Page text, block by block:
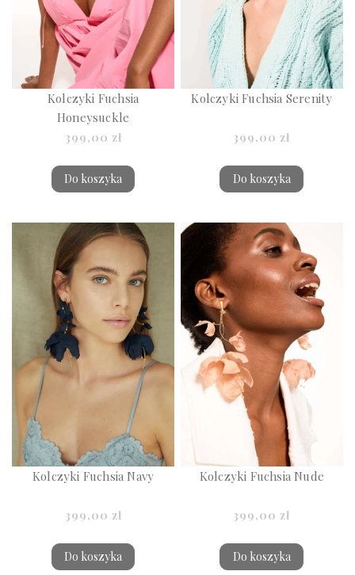
Kolczyki Fuchsia
Honeysuckle
399,00 zł
Do koszyka
Kolczyki Fuchsia Serenity
399,00 zł
Do koszyka
Kolczyki Fuchsia Navy
399,00 zł
Do koszyka
Kolczyki Fuchsia Nude
399,00 zł
Do koszyka